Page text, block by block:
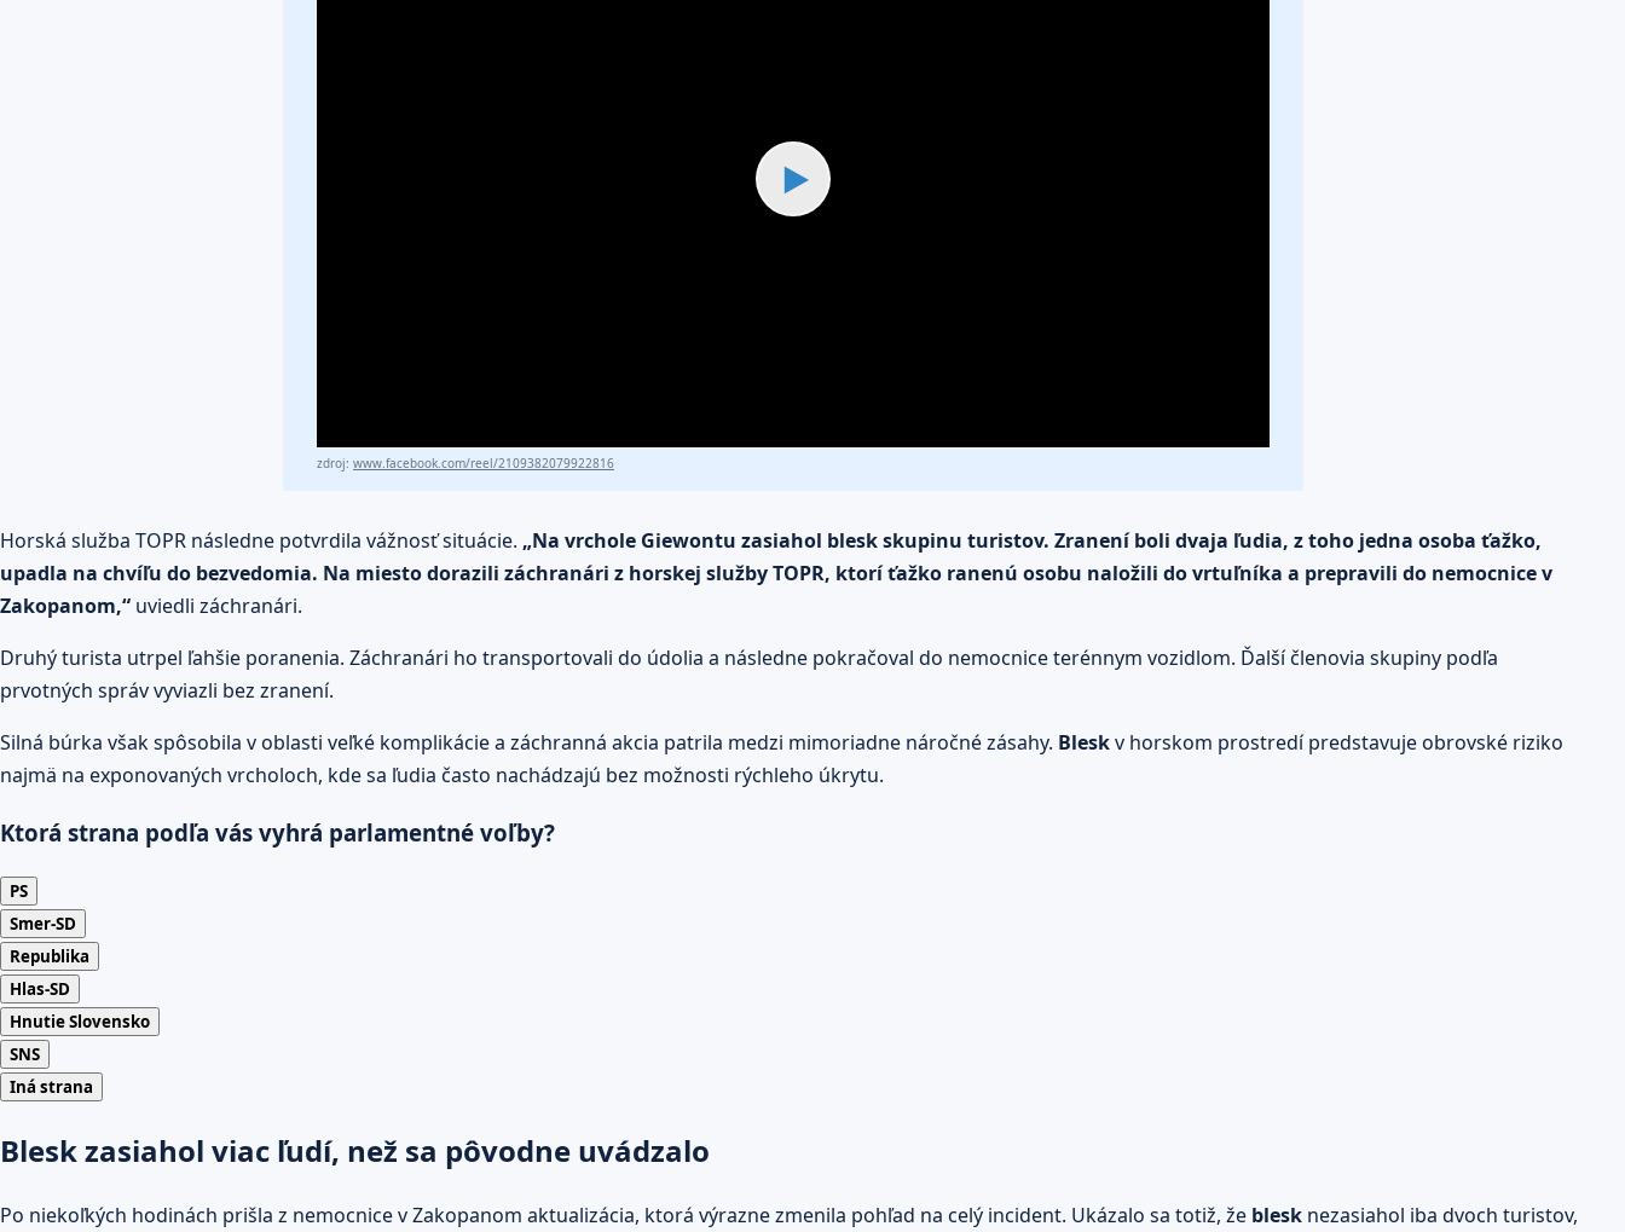
▶
zdroj: www.facebook.com/reel/2109382079922816
Horská služba TOPR následne potvrdila vážnosť situácie. „Na vrchole Giewontu zasiahol blesk skupinu turistov. Zranení boli dvaja ľudia, z toho jedna osoba ťažko,
upadla na chvíľu do bezvedomia. Na miesto dorazili záchranári z horskej služby TOPR, ktorí ťažko ranenú osobu naložili do vrtuľníka a prepravili do nemocnice v
Zakopanom,“ uviedli záchranári.
Druhý turista utrpel ľahšie poranenia. Záchranári ho transportovali do údolia a následne pokračoval do nemocnice terénnym vozidlom. Ďalší členovia skupiny podľa
prvotných správ vyviazli bez zranení.
Silná búrka však spôsobila v oblasti veľké komplikácie a záchranná akcia patrila medzi mimoriadne náročné zásahy. Bleskv horskom prostredí predstavuje obrovské riziko
najmä na exponovaných vrcholoch, kde sa ľudia často nachádzajú bez možnosti rýchleho úkrytu.
Ktorá strana podľa vás vyhrá parlamentné voľby?
PS
Smer-SD
Republika
Hlas-SD
Hnutie Slovensko
SNS
Iná strana
Blesk zasiahol viac ľudí, než sa pôvodne uvádzalo
Po niekoľkých hodinách prišla z nemocnice v Zakopanom aktualizácia, ktorá výrazne zmenila pohľad na celý incident. Ukázalo sa totiž, že blesk nezasiahol iba dvoch turistov,